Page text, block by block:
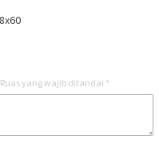
Ruas yang wajib ditandai *